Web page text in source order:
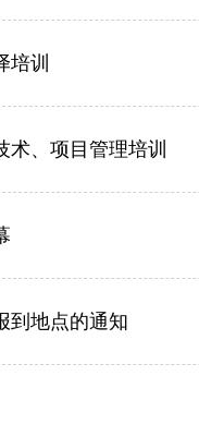
讲堂
际翻译大
培训
术、项目管理培训
到地点的通知